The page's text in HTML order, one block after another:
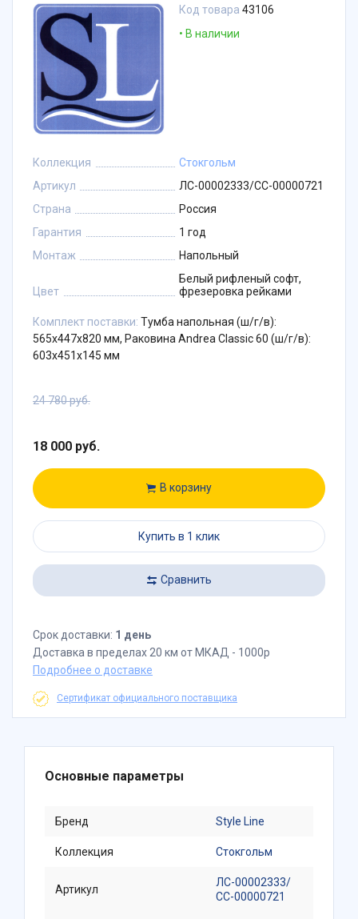
Код товара 43106
В наличии
Коллекция
Стокгольм
Артикул
ЛС-00002333/СС-00000721
Страна
Россия
Гарантия
1 год
Монтаж
Напольный
Цвет
Белый рифленый софт,
фрезеровка рейками
Комплект поставки: Тумба напольная (ш/г/в):
565x447x820 мм, Раковина Andrea Classic 60 (ш/г/в):
603x451x145 мм
24 780 руб.
18 000 руб.
В корзину
Купить в 1 клик
Сравнить
Срок доставки: 1 день
Доставка в пределах 20 км от МКАД - 1000р
Подробнее о доставке
Сертификат официального поставщика
Основные параметры
Бренд Style Line
Коллекция Стокгольм
Артикул
ЛС-00002333/
СС-00000721